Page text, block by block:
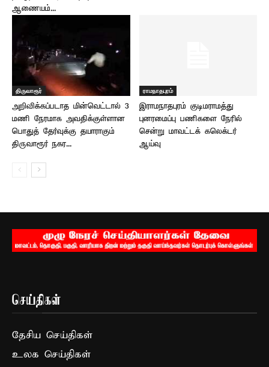
ஆணையம்...
திருவாரூர்
அறிவிக்கப்படாத மின்வெட்டால் 3
மணி நேரமாக அவதிக்குள்ளான
பொதுத் தேர்வுக்கு தயாராகும்
திருவாரூர் நகர...
ராமநாதபுரம்
இராமநாதபுரம் குடிமராமத்து
புனரமைப்பு பணிகளை நேரில்
சென்று மாவட்டக் கலெக்டர்
ஆய்வு
செய்திகள்
தேசிய செய்திகள்
உலக செய்திகள்